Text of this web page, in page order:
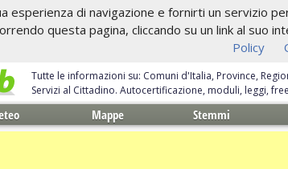
esperienza di navigazione e fornirti un servizio
questa pagina, cliccando su un link al suo
Policy
Tutte le informazioni su: Comuni d'Italia, Province,
Servizi al Cittadino. Autocertificazione, moduli, leggi,
Mappe Stemmi